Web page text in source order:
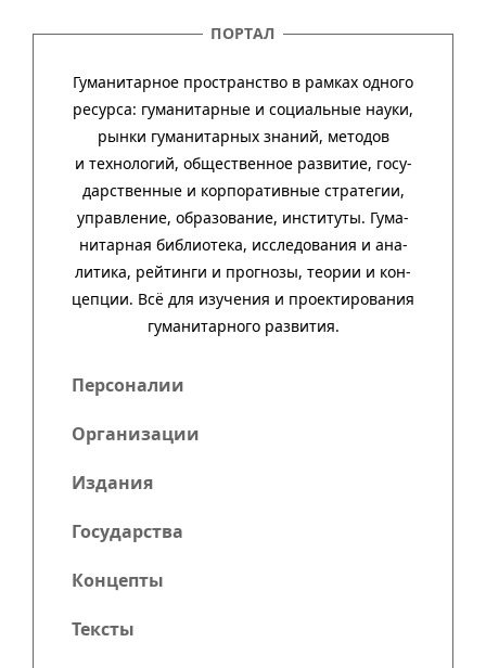
ПОРТАЛ
Гуманитарное пространство в рамках одного
ресурса: гума­ни­тар­ные и соци­аль­ные науки,
рынки гума­ни­тар­ных зна­ний, методов
и техно­ло­гий, обще­ст­вен­ное раз­ви­тие, госу­
дар­ст­вен­ные и кор­пора­тив­ные стра­тегии,
управ­ле­ние, обра­зо­ва­ние, инсти­туты. Гума­
нитар­ная биб­лио­тека, иссле­до­ва­ния и ана­
ли­тика, рей­тинги и прог­нозы, тео­рии и кон­
цеп­ции. Всё для изу­че­ния и про­ек­тиро­ва­ния
гума­нитар­ного развития.
Персоналии
Организации
Издания
Государства
Концепты
Тексты